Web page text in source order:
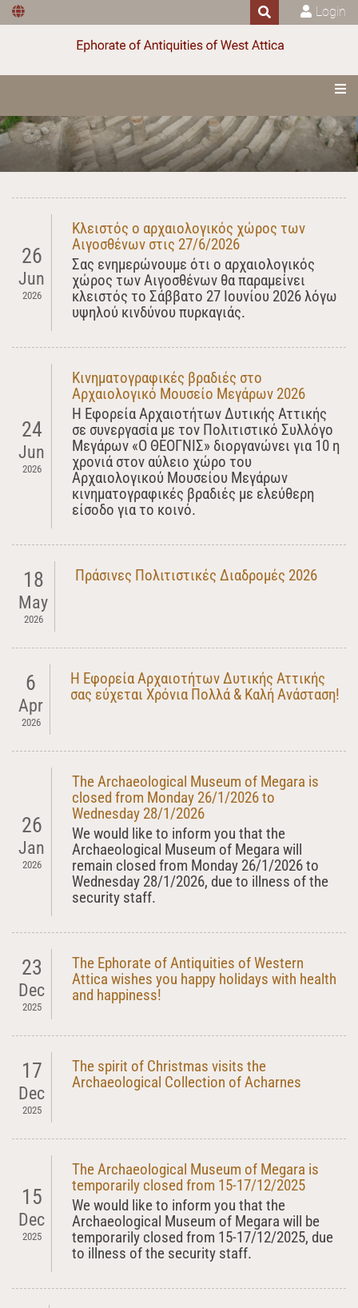
Login
26
Jun
2026
Κλειστός ο αρχαιολογικός χώρος των
Αιγοσθένων στις 27/6/2026
Σας ενημερώνουμε ότι ο αρχαιολογικός
χώρος των Αιγοσθένων θα παραμείνει
κλειστός το Σάββατο 27 Ιουνίου 2026 λόγω
υψηλού κινδύνου πυρκαγιάς.
24
Jun
2026
Κινηματογραφικές βραδιές στο
Αρχαιολογικό Μουσείο Μεγάρων 2026
Η Εφορεία Αρχαιοτήτων Δυτικής Αττικής
σε συνεργασία με τον Πολιτιστικό Συλλόγο
Μεγάρων «Ο ΘΕΟΓΝΙΣ» διοργανώνει για 10 η
χρονιά στον αύλειο χώρο του
Αρχαιολογικού Μουσείου Μεγάρων
κινηματογραφικές βραδιές με ελεύθερη
είσοδο για το κοινό.
18
May
2026
Πράσινες Πολιτιστικές Διαδρομές 2026
6
Apr
2026
Η Εφορεία Αρχαιοτήτων Δυτικής Αττικής
σας εύχεται Χρόνια Πολλά & Καλή Ανάσταση!
26
Jan
2026
The Archaeological Museum of Megara is
closed from Monday 26/1/2026 to
Wednesday 28/1/2026
We would like to inform you that the
Archaeological Museum of Megara will
remain closed from Monday 26/1/2026 to
Wednesday 28/1/2026, due to illness of the
security staff.
23
Dec
2025
The Ephorate of Antiquities of Western
Attica wishes you happy holidays with health
and happiness!
17
Dec
2025
The spirit of Christmas visits the
Archaeological Collection of Acharnes
15
Dec
2025
The Archaeological Museum of Megara is
temporarily closed from 15-17/12/2025
We would like to inform you that the
Archaeological Museum of Megara will be
temporarily closed from 15-17/12/2025, due
to illness of the security staff.